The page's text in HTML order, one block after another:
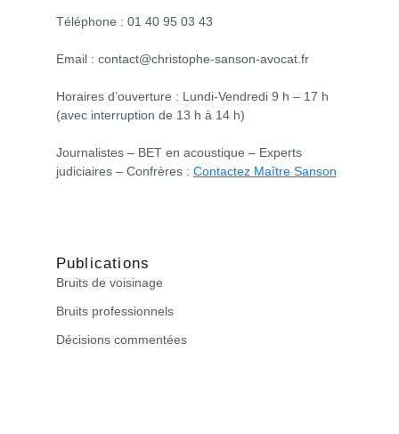
Publications
Bruits de voisinage
Bruits professionnels
Décisions commentées
Téléphone : 01 40 95 03 43
Email : contact@christophe-sanson-avocat.fr
Horaires d’ouverture : Lundi-Vendredi 9 h – 17 h
(avec interruption de 13 h à 14 h)
Journalistes – BET en acoustique – Experts
judiciaires – Confrères : Contactez Maître Sanson